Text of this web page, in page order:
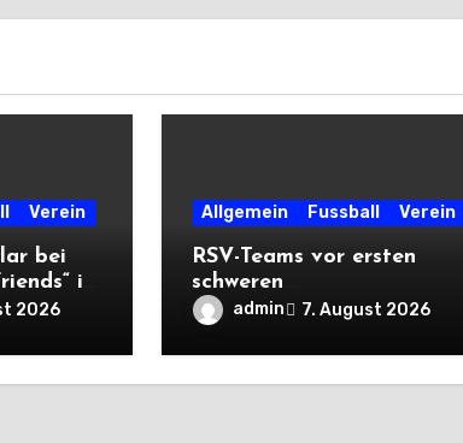
Verein
bei
in
2026
Allgemein Fussball Verein
RSV-Teams vor ersten
schweren
Auswärtsprüfungen der
Saison
admin 7. August 2026